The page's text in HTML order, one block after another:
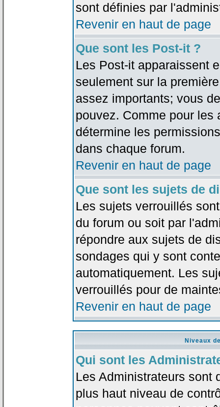
sont définies par
Revenir en haut de page
Que sont les Post-it ?
Les Post-it apparaissent
seulement sur la
assez importants; vous
pouvez. Comme pour les
détermine les
dans chaque forum.
Revenir en haut de page
Que sont les sujets de
Les sujets verrouillés
du forum ou soit par
répondre aux sujets de
sondages qui y sont
automatiquement. Les
verrouillés pour de
Revenir en haut de page
Niveaux
Qui sont les
Les Administrateurs sont
plus haut niveau de